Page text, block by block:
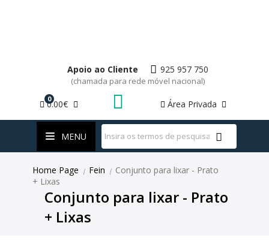
WhatsApp
Apoio ao Cliente 925 957 750
(chamada para rede móvel nacional)
Área Privada
0
0.00€
MENU
Home Page | Fein | Conjunto para lixar - Prato
+ Lixas
Conjunto para lixar - Prato
+ Lixas